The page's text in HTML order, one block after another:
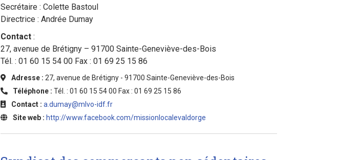
Secrétaire : Colette Bastoul
Directrice : Andrée Dumay
Contact :
27, avenue de Brétigny – 91700 Sainte-Geneviève-des-Bois
Tél. : 01 60 15 54 00 Fax : 01 69 25 15 86
Adresse : 27, avenue de Brétigny - 91700 Sainte-Geneviève-des-Bois
Téléphone : Tél. : 01 60 15 54 00 Fax : 01 69 25 15 86
Contact : a.dumay@mlvo-idf.fr
Site web : http://www.facebook.com/missionlocalevaldorge